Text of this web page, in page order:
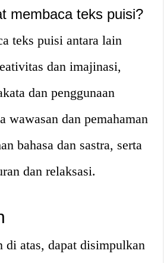
membaca teks puisi?
teks puisi antara lain
dan imajinasi,
dan penggunaan
wawasan dan pemahaman
bahasa dan sastra, serta
dan relaksasi.
di atas, dapat disimpulkan